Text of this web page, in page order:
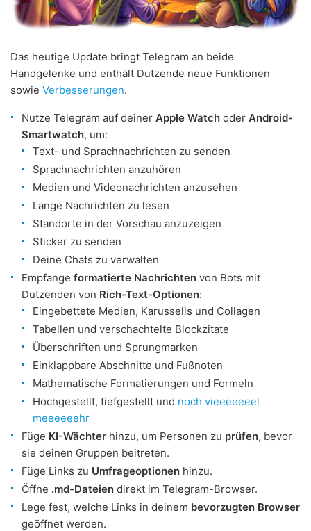
Das heutige Update bringt Telegram an beide
Handgelenke und enthält Dutzende neue Funktionen
sowie Verbesserungen.
Nutze Telegram auf deiner Apple Watch oder Android-
Smartwatch, um:
Text- und Sprachnachrichten zu senden
Sprachnachrichten anzuhören
Medien und Videonachrichten anzusehen
Lange Nachrichten zu lesen
Standorte in der Vorschau anzuzeigen
Sticker zu senden
Deine Chats zu verwalten
Empfange formatierte Nachrichten von Bots mit
Dutzenden von Rich-Text-Optionen:
Eingebettete Medien, Karussells und Collagen
Tabellen und verschachtelte Blockzitate
Überschriften und Sprungmarken
Einklappbare Abschnitte und Fußnoten
Mathematische Formatierungen und Formeln
Hochgestellt, tiefgestellt und noch vieeeeeeel
meeeeeehr
Füge KI-Wächter hinzu, um Personen zu prüfen, bevor
sie deinen Gruppen beitreten.
Füge Links zu Umfrageoptionen hinzu.
Öffne .md-Dateien direkt im Telegram-Browser.
Lege fest, welche Links in deinem bevorzugten Browser
geöffnet werden.